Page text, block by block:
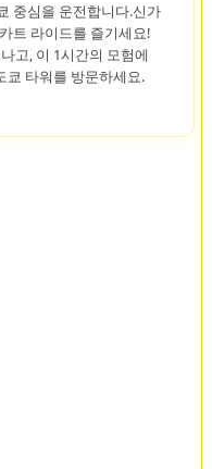
중심을 운전합니다.신가
트 라이드를 즐기세요!
고, 이 1시간의 모험에
쿄 타워를 방문하세요.